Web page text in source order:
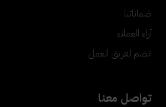
ضماناتنا
آراء العملاء
انضم لفريق العمل
تواصل معنا